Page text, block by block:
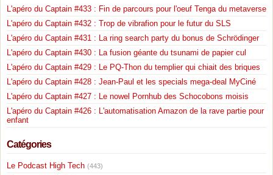
L'apéro du Captain #433 : Fin de parcours pour l'oeuf Tenga du metaverse
L'apéro du Captain #432 : Trop de vibrafion pour le futur du SLS
L'apéro du Captain #431 : La ring search party du bonus de Schrödinger
L'apéro du Captain #430 : La fusion géante du tsunami de papier cul
L'apéro du Captain #429 : Le PQ-Thon du templier qui chiait des briques
L'apéro du Captain #428 : Jean-Paul et les specials mega-deal MyCiné
L'apéro du Captain #427 : Le nowel Pornhub des Schocobons moisis
L'apéro du Captain #426 : L'automatisation Amazon de la rave partie pour
enfant
Catégories
Le Podcast High Tech (443)